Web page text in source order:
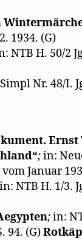
1934. (G)
NTB H. 50/2
Nr. 48/I.
Ernst
;in:
Januar
in: NTB H. 1/3.
;in:
94. (G)